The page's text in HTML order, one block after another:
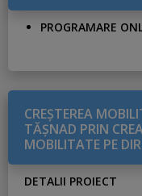
PROGRAMARE
CREŞTEREA
TĂŞNAD PRIN
MOBILITATE PE
DETALII PROIECT